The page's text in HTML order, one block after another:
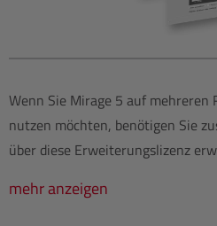
Wenn Sie Mirage 5 auf mehreren
nutzen möchten, benötigen Sie
über diese Erweiterungslizenz
mehr anzeigen